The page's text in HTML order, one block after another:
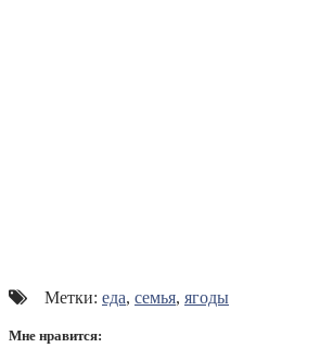
Метки: еда, семья, ягоды
Мне нравится: